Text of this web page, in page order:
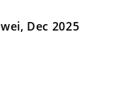
Dec 2025